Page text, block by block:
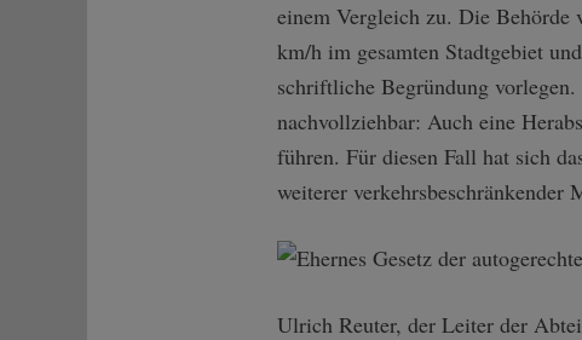
einem Vergleich zu. Die Behörde
km/h im gesamten Stadtgebiet
schriftliche Begründung
nachvollziehbar: Auch eine
führen. Für diesen Fall hat sich
weiterer verkehrsbeschränkender
Ulrich Reuter, der Leiter der